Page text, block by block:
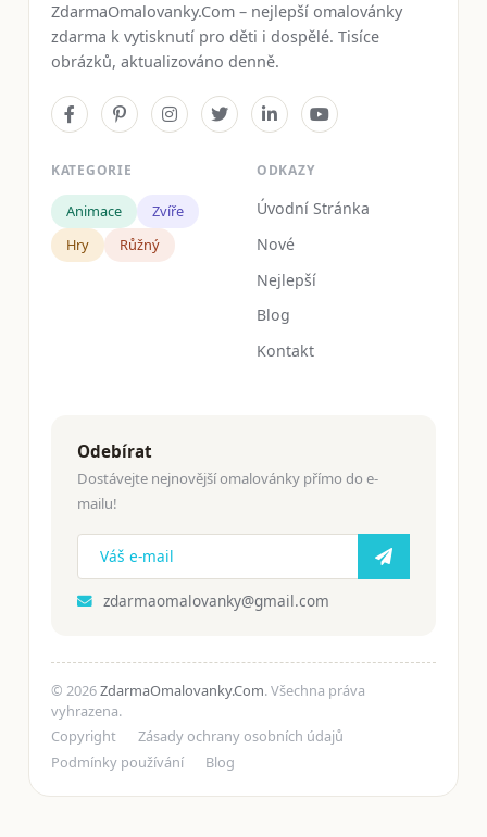
ZdarmaOmalovanky.Com – nejlepší omalovánky
zdarma k vytisknutí pro děti i dospělé. Tisíce
obrázků, aktualizováno denně.
KATEGORIE
Animace
Zvíře
Hry
Růžný
ODKAZY
Úvodní Stránka
Nové
Nejlepší
Blog
Kontakt
Odebírat
Dostávejte nejnovější omalovánky přímo do e-
mailu!
zdarmaomalovanky@gmail.com
© 2026ZdarmaOmalovanky.Com. Všechna práva
vyhrazena.
Copyright
Zásady ochrany osobních údajů
Podmínky používání
Blog